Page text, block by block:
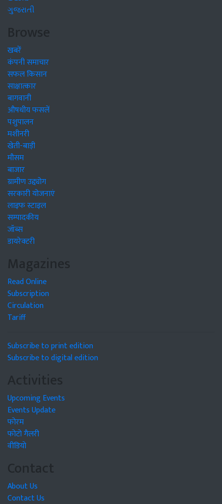
ગુજરાતી
Browse
खबरें
कंपनी समाचार
सफल किसान
साक्षात्कार
बागवानी
औषधीय फसलें
पशुपालन
मशीनरी
खेती-बाड़ी
मौसम
बाजार
ग्रामीण उद्द्योग
सरकारी योजनाएं
लाइफ स्टाइल
सम्पादकीय
जॉब्स
डायरेक्टरी
Magazines
Read Online
Subscription
Circulation
Tariff
Subscribe to print edition
Subscribe to digital edition
Activities
Upcoming Events
Events Update
फोरम
फोटो गैलरी
वीडियो
Contact
About Us
Contact Us